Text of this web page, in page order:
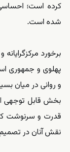
کرده است؛
شده است.
برخورد
پهلوی و جمهوری
و روانی در میان
بخش قابل توجهی
قدرت و سرنوشت
نقش آنان در